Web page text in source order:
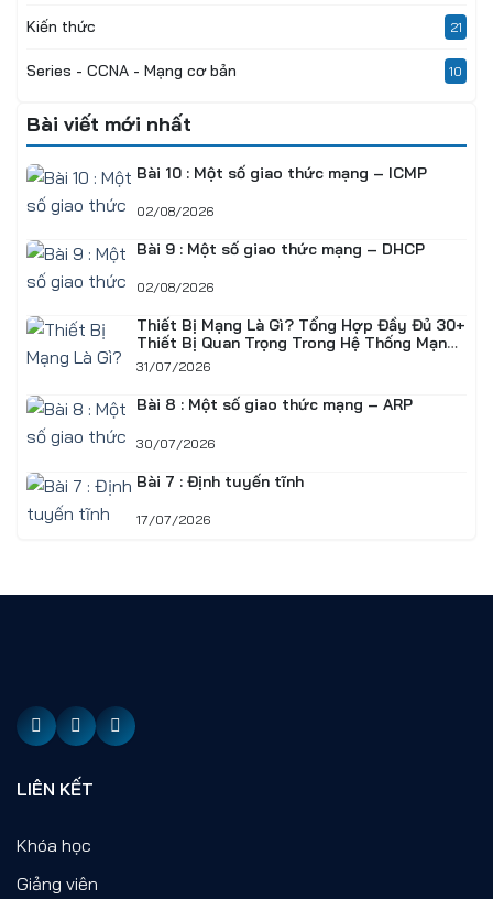
Kiến thức 21
Series - CCNA - Mạng cơ bản 10
Bài viết mới nhất
Bài 10 : Một số giao thức mạng – ICMP
02/08/2026
Bài 9 : Một số giao thức mạng – DHCP
02/08/2026
Thiết Bị Mạng Là Gì? Tổng Hợp Đầy Đủ 30+
Thiết Bị Quan Trọng Trong Hệ Thống Mạng
Doanh Nghiệp
31/07/2026
Bài 8 : Một số giao thức mạng – ARP
30/07/2026
Bài 7 : Định tuyến tĩnh
17/07/2026
LIÊN KẾT
Khóa học
Giảng viên